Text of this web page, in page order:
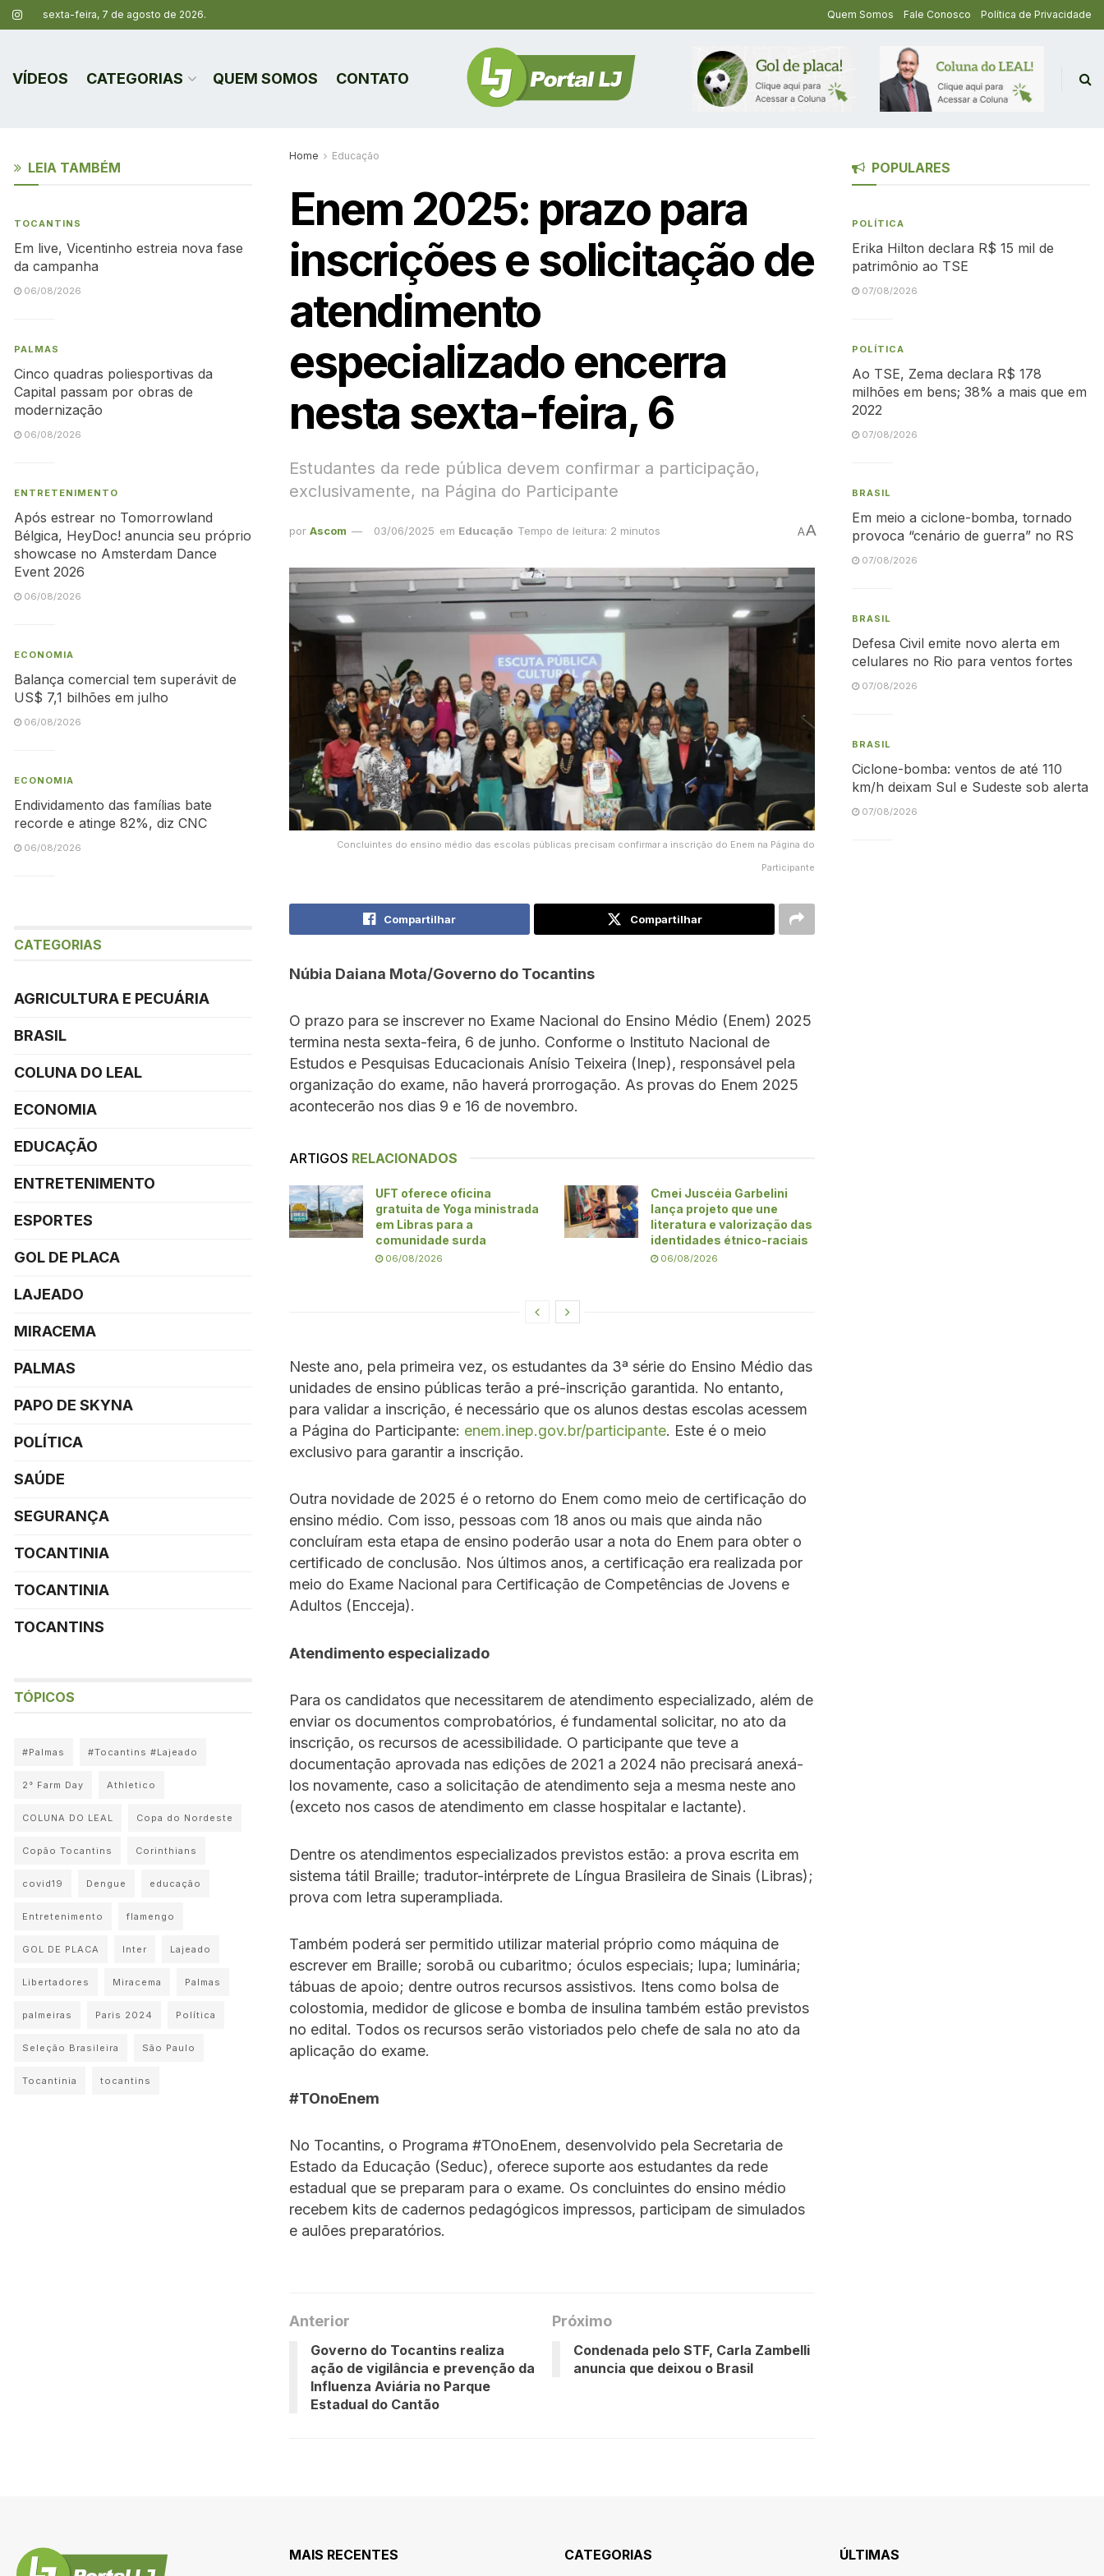
sexta-feira, 7 de agosto de 2026. Quem Somos Fale Conosco Política de Privacidade
VÍDEOS CATEGORIAS QUEM SOMOS CONTATO
Home Educação
Enem 2025: prazo para
inscrições e solicitação de
atendimento
especializado encerra
nesta sexta-feira, 6
Estudantes da rede pública devem confirmar a participação,
exclusivamente, na Página do Participante
por Ascom 03/06/2025 em Educação Tempo de leitura: 2 minutos AA
Concluintes do ensino médio das escolas públicas precisam confirmar a inscrição do Enem na Página do
Participante
Compartilhar Compartilhar
Núbia Daiana Mota/Governo do Tocantins
O prazo para se inscrever no Exame Nacional do Ensino Médio (Enem) 2025
termina nesta sexta-feira, 6 de junho. Conforme o Instituto Nacional de
Estudos e Pesquisas Educacionais Anísio Teixeira (Inep), responsável pela
organização do exame, não haverá prorrogação. As provas do Enem 2025
acontecerão nos dias 9 e 16 de novembro.
ARTIGOS RELACIONADOS
UFT oferece oficina
gratuita de Yoga ministrada
em Libras para a
comunidade surda
06/08/2026
Cmei Juscéia Garbelini
lança projeto que une
literatura e valorização das
identidades étnico-raciais
06/08/2026
Neste ano, pela primeira vez, os estudantes da 3ª série do Ensino Médio das
unidades de ensino públicas terão a pré-inscrição garantida. No entanto,
para validar a inscrição, é necessário que os alunos destas escolas acessem
a Página do Participante: enem.inep.gov.br/participante. Este é o meio
exclusivo para garantir a inscrição.
Outra novidade de 2025 é o retorno do Enem como meio de certificação do
ensino médio. Com isso, pessoas com 18 anos ou mais que ainda não
concluíram esta etapa de ensino poderão usar a nota do Enem para obter o
certificado de conclusão. Nos últimos anos, a certificação era realizada por
meio do Exame Nacional para Certificação de Competências de Jovens e
Adultos (Encceja).
Atendimento especializado
Para os candidatos que necessitarem de atendimento especializado, além de
enviar os documentos comprobatórios, é fundamental solicitar, no ato da
inscrição, os recursos de acessibilidade. O participante que teve a
documentação aprovada nas edições de 2021 a 2024 não precisará anexá-
los novamente, caso a solicitação de atendimento seja a mesma neste ano
(exceto nos casos de atendimento em classe hospitalar e lactante).
Dentre os atendimentos especializados previstos estão: a prova escrita em
sistema tátil Braille; tradutor-intérprete de Língua Brasileira de Sinais (Libras);
prova com letra superampliada.
Também poderá ser permitido utilizar material próprio como máquina de
escrever em Braille; sorobã ou cubaritmo; óculos especiais; lupa; luminária;
tábuas de apoio; dentre outros recursos assistivos. Itens como bolsa de
colostomia, medidor de glicose e bomba de insulina também estão previstos
no edital. Todos os recursos serão vistoriados pelo chefe de sala no ato da
aplicação do exame.
#TOnoEnem
No Tocantins, o Programa #TOnoEnem, desenvolvido pela Secretaria de
Estado da Educação (Seduc), oferece suporte aos estudantes da rede
estadual que se preparam para o exame. Os concluintes do ensino médio
recebem kits de cadernos pedagógicos impressos, participam de simulados
e aulões preparatórios.
Anterior
Governo do Tocantins realiza
ação de vigilância e prevenção da
Influenza Aviária no Parque
Estadual do Cantão
Próximo
Condenada pelo STF, Carla Zambelli
anuncia que deixou o Brasil
LEIA TAMBÉM
TOCANTINS
Em live, Vicentinho estreia nova fase
da campanha
06/08/2026
PALMAS
Cinco quadras poliesportivas da
Capital passam por obras de
modernização
06/08/2026
ENTRETENIMENTO
Após estrear no Tomorrowland
Bélgica, HeyDoc! anuncia seu próprio
showcase no Amsterdam Dance
Event 2026
06/08/2026
ECONOMIA
Balança comercial tem superávit de
US$ 7,1 bilhões em julho
06/08/2026
ECONOMIA
Endividamento das famílias bate
recorde e atinge 82%, diz CNC
06/08/2026
CATEGORIAS
AGRICULTURA E PECUÁRIA
BRASIL
COLUNA DO LEAL
ECONOMIA
EDUCAÇÃO
ENTRETENIMENTO
ESPORTES
GOL DE PLACA
LAJEADO
MIRACEMA
PALMAS
PAPO DE SKYNA
POLÍTICA
SAÚDE
SEGURANÇA
TOCANTINIA
TOCANTINIA
TOCANTINS
TÓPICOS
#Palmas #Tocantins #Lajeado
2° Farm Day Athletico
COLUNA DO LEAL Copa do Nordeste
Copão Tocantins Corinthians
covid19 Dengue educação
Entretenimento flamengo
GOL DE PLACA Inter Lajeado
Libertadores Miracema Palmas
palmeiras Paris 2024 Política
Seleção Brasileira São Paulo
Tocantinia tocantins
POPULARES
POLÍTICA
Erika Hilton declara R$ 15 mil de
patrimônio ao TSE
07/08/2026
POLÍTICA
Ao TSE, Zema declara R$ 178
milhões em bens; 38% a mais que em
2022
07/08/2026
BRASIL
Em meio a ciclone-bomba, tornado
provoca “cenário de guerra” no RS
07/08/2026
BRASIL
Defesa Civil emite novo alerta em
celulares no Rio para ventos fortes
07/08/2026
BRASIL
Ciclone-bomba: ventos de até 110
km/h deixam Sul e Sudeste sob alerta
07/08/2026
MAIS RECENTES CATEGORIAS ÚLTIMAS